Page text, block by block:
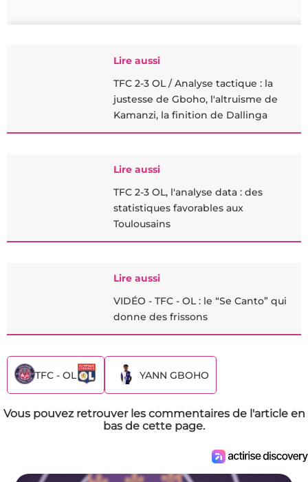
Lire aussi
TFC 2-3 OL / Analyse tactique : la
justesse de Gboho, l'altruisme de
Kamanzi, la finition de Dallinga
Lire aussi
TFC 2-3 OL, l'analyse data : des
statistiques favorables aux
Toulousains
Lire aussi
VIDÉO - TFC - OL : le “Se Canto” qui
donne des frissons
TFC - OL YANN GBOHO
Vous pouvez retrouver les commentaires de l'article en
bas de cette page.